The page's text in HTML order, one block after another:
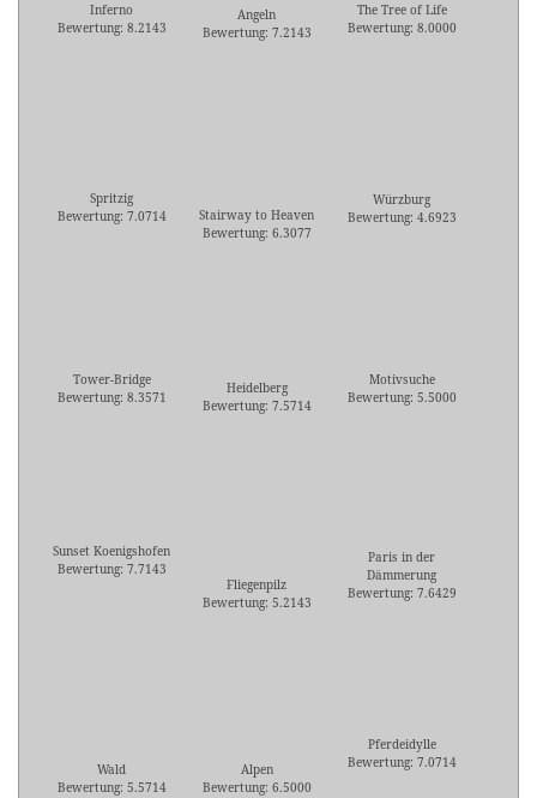
Inferno
Bewertung: 8.2143
Angeln
Bewertung: 7.2143
The Tree of Life
Bewertung: 8.0000
Spritzig
Bewertung: 7.0714
Stairway to Heaven
Bewertung: 6.3077
Würzburg
Bewertung: 4.6923
Tower-Bridge
Bewertung: 8.3571
Heidelberg
Bewertung: 7.5714
Motivsuche
Bewertung: 5.5000
Sunset Koenigshofen
Bewertung: 7.7143
Fliegenpilz
Bewertung: 5.2143
Paris in der
Dämmerung
Bewertung: 7.6429
Wald
Bewertung: 5.5714
Alpen
Bewertung: 6.5000
Pferdeidylle
Bewertung: 7.0714